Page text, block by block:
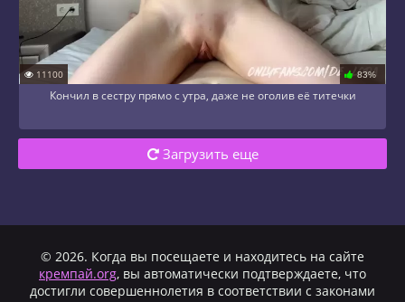
11100 83%
Кончил в сестру прямо с утра, даже не оголив её титечки
Загрузить еще
© 2026. Когда вы посещаете и находитесь на сайте
кремпай.org, вы автоматически подтверждаете, что
достигли совершеннолетия в соответствии с законами